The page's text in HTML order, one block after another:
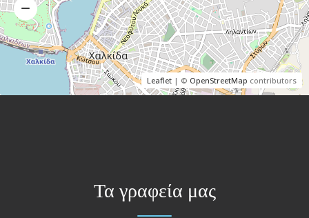
Όλες οι Κατηγορίες
Αναζήτηση
Leaflet | © OpenStreetMap contributors
Τα γραφεία μας